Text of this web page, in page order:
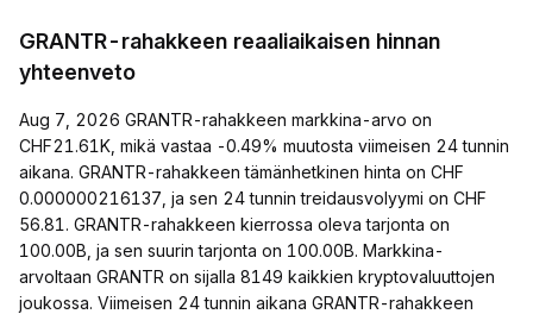
GRANTR-rahakkeen reaaliaikaisen hinnan
yhteenveto
Aug 7, 2026 GRANTR-rahakkeen markkina-arvo on
CHF21.61K, mikä vastaa -0.49% muutosta viimeisen 24 tunnin
aikana. GRANTR-rahakkeen tämänhetkinen hinta on CHF
0.000000216137, ja sen 24 tunnin treidausvolyymi on CHF
56.81. GRANTR-rahakkeen kierrossa oleva tarjonta on
100.00B, ja sen suurin tarjonta on 100.00B. Markkina-
arvoltaan GRANTR on sijalla 8149 kaikkien kryptovaluuttojen
joukossa. Viimeisen 24 tunnin aikana GRANTR-rahakkeen